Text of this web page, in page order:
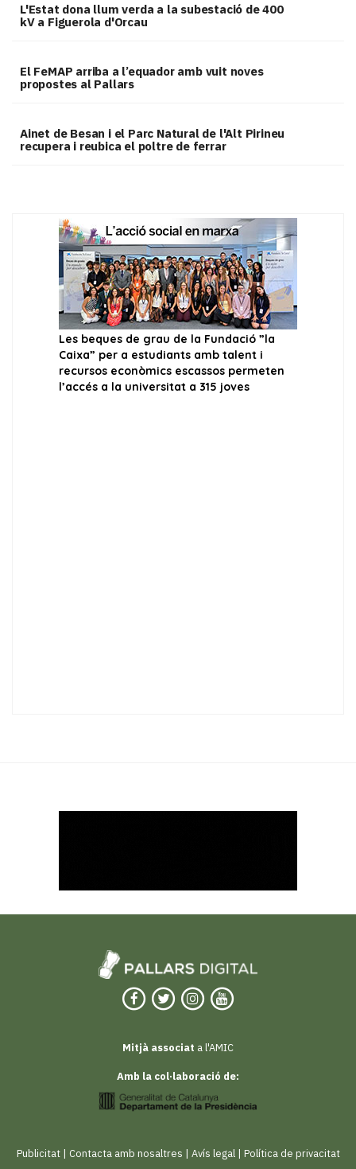
L'Estat dona llum verda a la subestació de 400
kV a Figuerola d'Orcau
El FeMAP arriba a l’equador amb vuit noves
propostes al Pallars
Ainet de Besan i el Parc Natural de l'Alt Pirineu
recupera i reubica el poltre de ferrar
Mitjà associat a l'AMIC
Amb la col·laboració de:
Publicitat| Contacta amb nosaltres Avís legal| Política de privacitat